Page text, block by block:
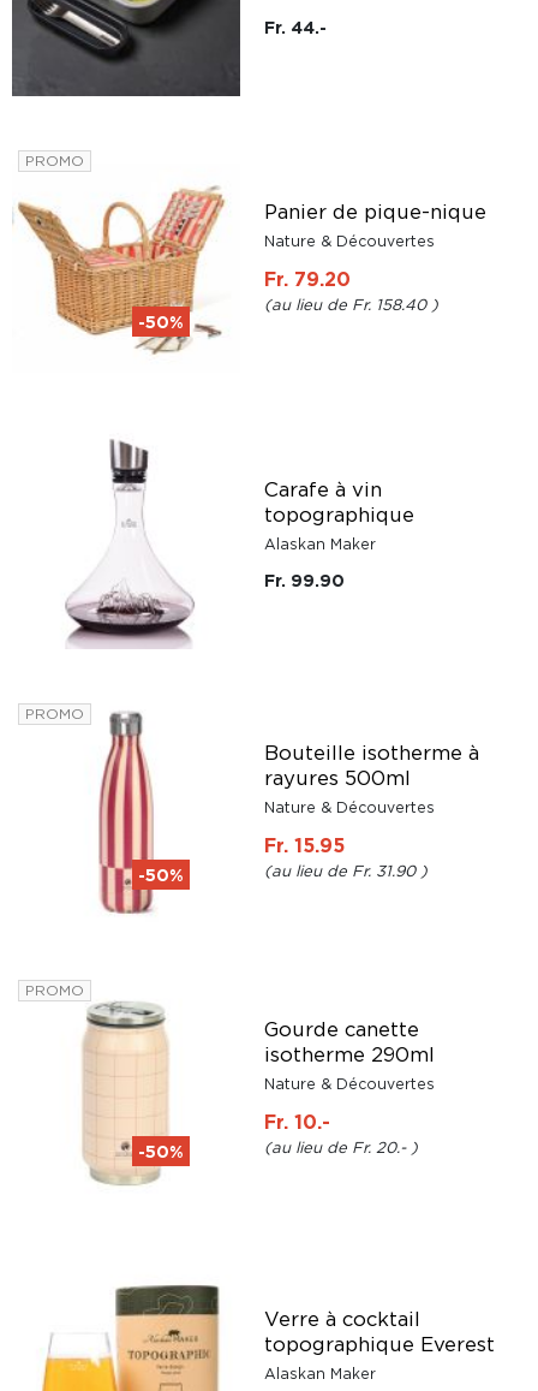
Fr. 44.-
PROMO
Panier de pique-nique
Nature & Découvertes
Fr. 79.20
Fr. 158.40
-50%
Carafe à vin
topographique
Alaskan Maker
Fr. 99.90
PROMO
Bouteille isotherme à
rayures 500ml
Nature & Découvertes
Fr. 15.95
Fr. 31.90
-50%
PROMO
Gourde canette
isotherme 290ml
Nature & Découvertes
Fr. 10.-
Fr. 20.-
-50%
Verre à cocktail
topographique Everest
Alaskan Maker